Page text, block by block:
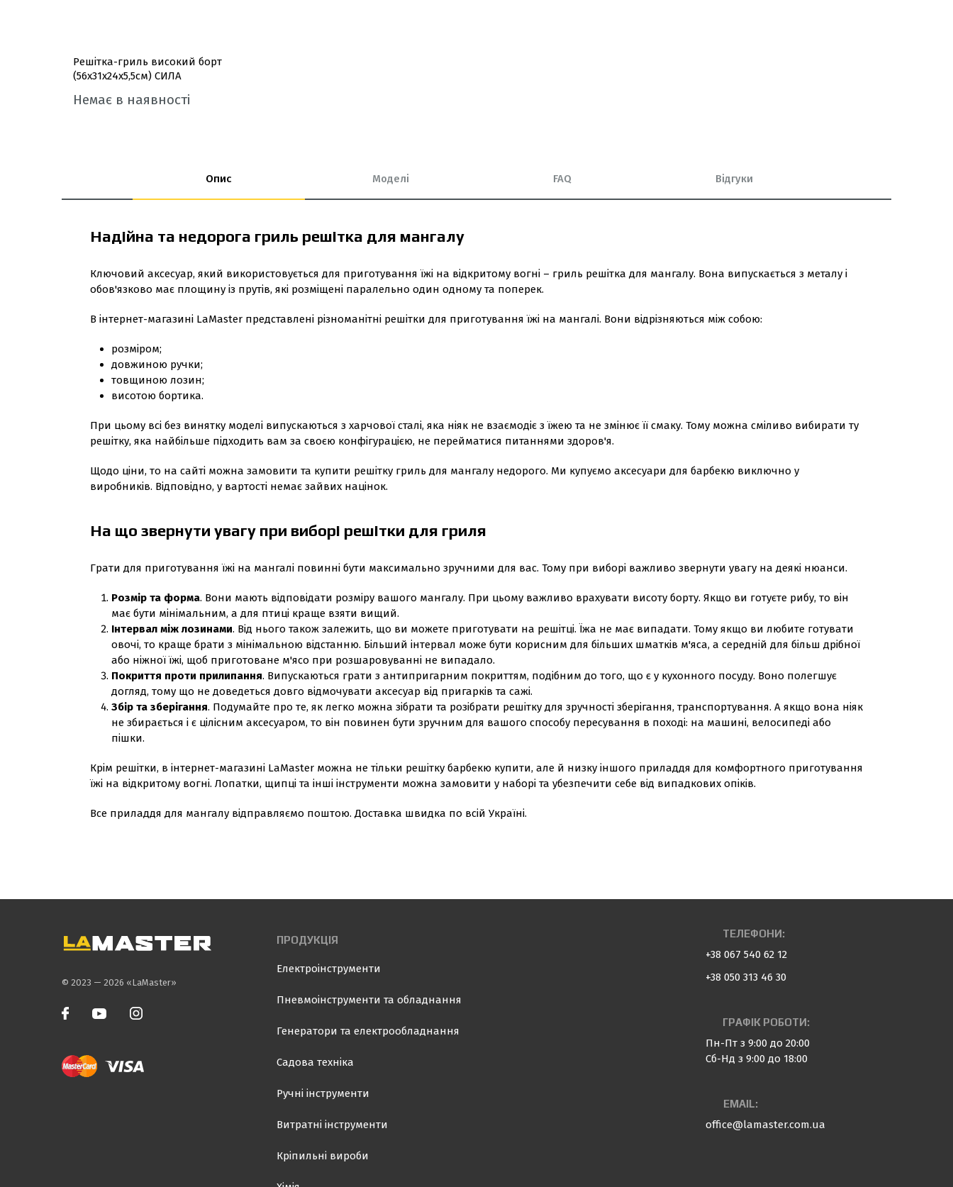
Решітка-гриль високий борт
(56x31x24x5,5см) СИЛА
Немає в наявності
Опис Моделі FAQ Відгуки
Надійна та недорога гриль решітка для мангалу
Ключовий аксесуар, який використовується для приготування їжі на відкритому вогні – гриль решітка для мангалу. Вона випускається з металу і
обов'язково має площину із прутів, які розміщені паралельно один одному та поперек.
В інтернет-магазині LaMaster представлені різноманітні решітки для приготування їжі на мангалі. Вони відрізняються між собою:
розміром;
довжиною ручки;
товщиною лозин;
висотою бортика.
При цьому всі без винятку моделі випускаються з харчової сталі, яка ніяк не взаємодіє з їжею та не змінює її смаку. Тому можна сміливо вибирати ту
решітку, яка найбільше підходить вам за своєю конфігурацією, не перейматися питаннями здоров'я.
Щодо ціни, то на сайті можна замовити та купити решітку гриль для мангалу недорого. Ми купуємо аксесуари для барбекю виключно у
виробників. Відповідно, у вартості немає зайвих націнок.
На що звернути увагу при виборі решітки для гриля
Грати для приготування їжі на мангалі повинні бути максимально зручними для вас. Тому при виборі важливо звернути увагу на деякі нюанси.
Розмір та форма. Вони мають відповідати розміру вашого мангалу. При цьому важливо врахувати висоту борту. Якщо ви готуєте рибу, то він
має бути мінімальним, а для птиці краще взяти вищий.
Інтервал між лозинами. Від нього також залежить, що ви можете приготувати на решітці. Їжа не має випадати. Тому якщо ви любите готувати
овочі, то краще брати з мінімальною відстанню. Більший інтервал може бути корисним для більших шматків м'яса, а середній для більш дрібної
або ніжної їжі, щоб приготоване м'ясо при розшаровуванні не випадало.
Покриття проти прилипання. Випускаються грати з антипригарним покриттям, подібним до того, що є у кухонного посуду. Воно полегшує
догляд, тому що не доведеться довго відмочувати аксесуар від пригарків та сажі.
Збір та зберігання. Подумайте про те, як легко можна зібрати та розібрати решітку для зручності зберігання, транспортування. А якщо вона ніяк
не збирається і є цілісним аксесуаром, то він повинен бути зручним для вашого способу пересування в поході: на машині, велосипеді або
пішки.
Крім решітки, в інтернет-магазині LaMaster можна не тільки решітку барбекю купити, але й низку іншого приладдя для комфортного приготування
їжі на відкритому вогні. Лопатки, щипці та інші інструменти можна замовити у наборі та убезпечити себе від випадкових опіків.
Все приладдя для мангалу відправляємо поштою. Доставка швидка по всій Україні.
© 2023 — 2026 «LaMaster»
ПРОДУКЦІЯ
Електроінструменти
Пневмоінструменти та обладнання
Генератори та електрообладнання
Садова техніка
Ручні інструменти
Витратні інструменти
Кріпильні вироби
ТЕЛЕФОНИ:
+38 067 540 62 12
+38 050 313 46 30
ГРАФІК РОБОТИ:
Пн-Пт з 9:00 до 20:00
Сб-Нд з 9:00 до 18:00
EMAIL:
office@lamaster.com.ua